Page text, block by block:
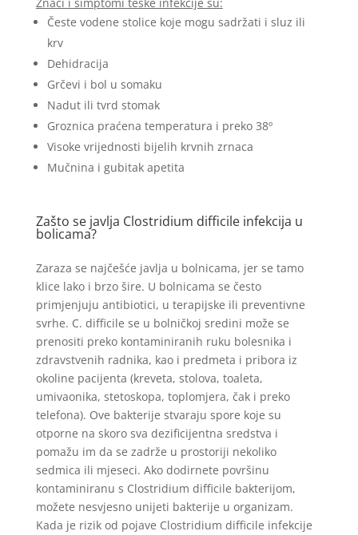
Česte vodene stolice koje mogu sadržati i sluz ili
krv
Dehidracija
Grčevi i bol u somaku
Nadut ili tvrd stomak
Groznica praćena temperatura i preko 38º
Visoke vrijednosti bijelih krvnih zrnaca
Mučnina i gubitak apetita
Zašto se javlja Clostridium difficile infekcija u
bolicama?
Zaraza se najčešće javlja u bolnicama, jer se tamo
klice lako i brzo šire. U bolnicama se često
primjenjuju antibiotici, u terapijske ili preventivne
svrhe. C. difficile se u bolničkoj sredini može se
prenositi preko kontaminiranih ruku bolesnika i
zdravstvenih radnika, kao i predmeta i pribora iz
okoline pacijenta (kreveta, stolova, toaleta,
umivaonika, stetoskopa, toplomjera, čak i preko
telefona). Ove bakterije stvaraju spore koje su
otporne na skoro sva dezificijentna sredstva i
pomažu im da se zadrže u prostoriji nekoliko
sedmica ili mjeseci. Ako dodirnete površinu
kontaminiranu s Clostridium difficile bakterijom,
možete nesvjesno unijeti bakterije u organizam.
Kada je rizik od pojave Clostridium difficile infekcije